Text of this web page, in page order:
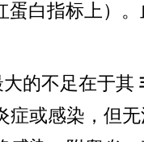
蛋白指标上）
大的不足在于其
症或感染，但